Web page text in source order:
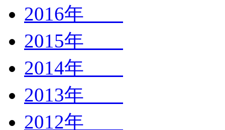
2016年
2015年
2014年
2013年
2012年